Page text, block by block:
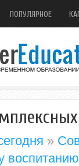
ПОПУЛЯРНОЕ
»